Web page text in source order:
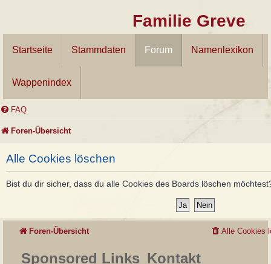
Familie Greve
Startseite Stammdaten Forum Namenlexikon
Wappenindex
FAQ
Foren-Übersicht
Alle Cookies löschen
Bist du dir sicher, dass du alle Cookies des Boards löschen
Foren-Übersicht Alle Cookies
Sponsored Links Kontakt